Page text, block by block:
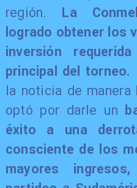
región. La
logrado obtener los
inversión
principal del torneo.
la noticia de manera
optó por darle un
éxito a una
consciente de los
mayores